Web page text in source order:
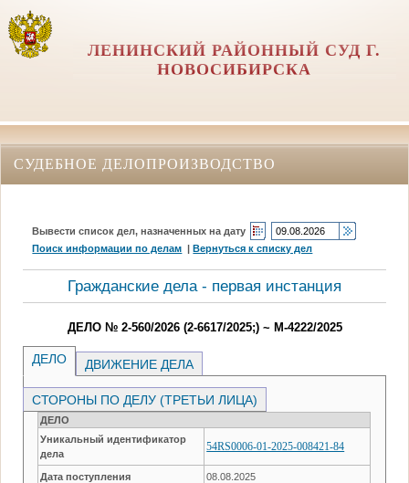
ЛЕНИНСКИЙ РАЙОННЫЙ СУД Г.
НОВОСИБИРСКА
СУДЕБНОЕ ДЕЛОПРОИЗВОДСТВО
Вывести список дел, назначенных на дату
Поиск информации по делам |Вернуться к списку дел
Гражданские дела - первая инстанция
ДЕЛО № 2-560/2026 (2-6617/2025;) ~ М-4222/2025
ДЕЛО ДВИЖЕНИЕ ДЕЛА
СТОРОНЫ ПО ДЕЛУ (ТРЕТЬИ ЛИЦА)
ДЕЛО
Уникальный идентификатор
дела
54RS0006-01-2025-008421-84
Дата поступления 08.08.2025